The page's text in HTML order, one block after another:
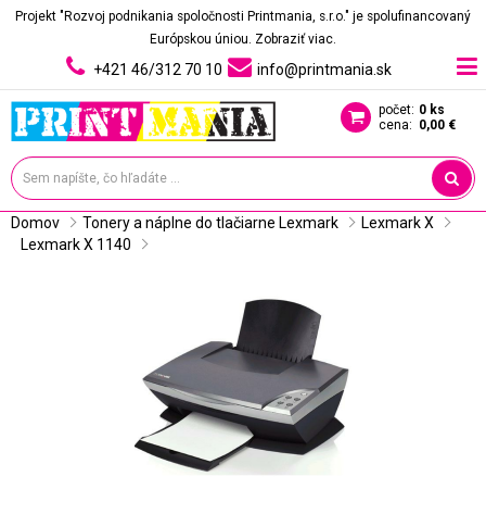
Projekt "Rozvoj podnikania spoločnosti Printmania, s.r.o." je spolufinancovaný
Európskou úniou. Zobraziť viac.
+421 46/312 70 10 info@printmania.sk
počet: 0 ks
cena: 0,00 €
Domov Tonery a náplne do tlačiarne Lexmark
Lexmark X
Lexmark X 1140